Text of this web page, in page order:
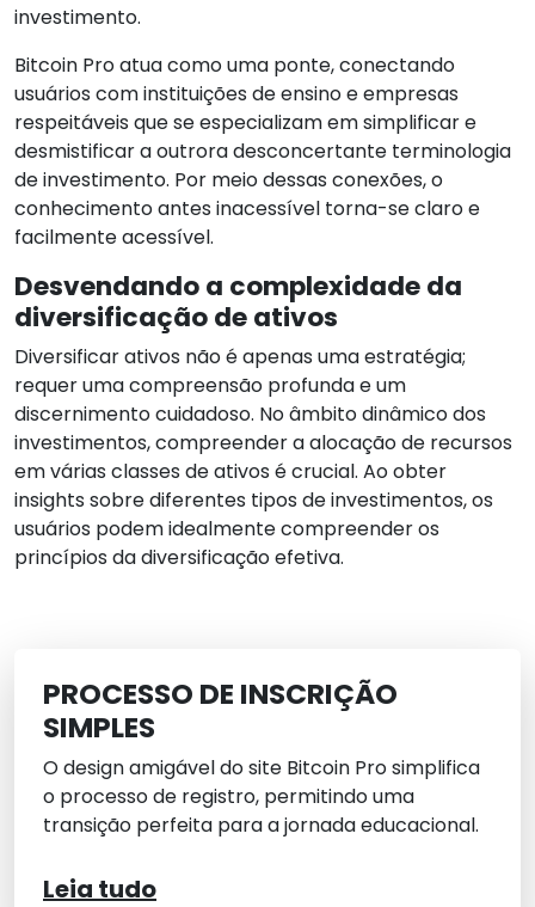
investimento.
Bitcoin Pro atua como uma ponte, conectando
usuários com instituições de ensino e empresas
respeitáveis que se especializam em simplificar e
desmistificar a outrora desconcertante terminologia
de investimento. Por meio dessas conexões, o
conhecimento antes inacessível torna-se claro e
facilmente acessível.
Desvendando a complexidade da
diversificação de ativos
Diversificar ativos não é apenas uma estratégia;
requer uma compreensão profunda e um
discernimento cuidadoso. No âmbito dinâmico dos
investimentos, compreender a alocação de recursos
em várias classes de ativos é crucial. Ao obter
insights sobre diferentes tipos de investimentos, os
usuários podem idealmente compreender os
princípios da diversificação efetiva.
PROCESSO DE INSCRIÇÃO
SIMPLES
O design amigável do site Bitcoin Pro simplifica
o processo de registro, permitindo uma
transição perfeita para a jornada educacional.
Leia tudo